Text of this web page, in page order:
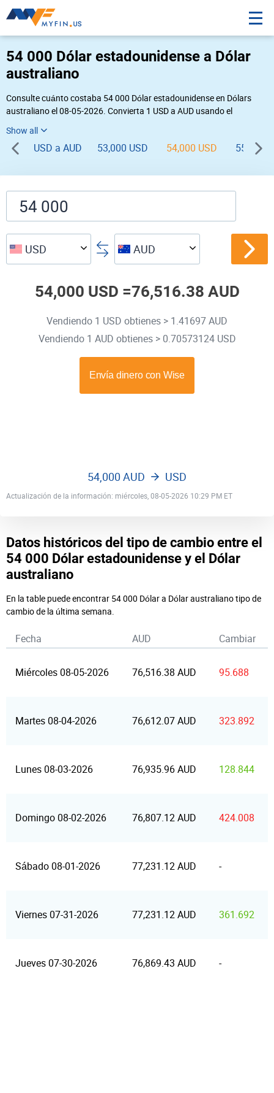
54 000 Dólar estadounidense a Dólar
australiano
Consulte cuánto costaba 54 000 Dólar estadounidense en Dólars
australiano el 08-05-2026. Convierta 1 USD a AUD usando el
inversa, vaya a «
USD a AUD 53,000 USD 54,000 USD 55,000
USD AUD
54,000 USD =76,516.38 AUD
Vendiendo 1 USD obtienes > 1.41697 AUD
Vendiendo 1 AUD obtienes > 0.70573124 USD
Actualización de la información: miércoles, 08-05-2026 10:29 PM ET
54,000 AUD USD
Datos históricos del tipo de cambio entre el
54 000 Dólar estadounidense y el Dólar
australiano
En la table puede encontrar 54 000 Dólar a Dólar australiano tipo de
cambio de la última semana.
Fecha AUD Cambiar
Miércoles 08-05-2026 76,516.38 AUD 95.688
Martes 08-04-2026 76,612.07 AUD 323.892
Lunes 08-03-2026 76,935.96 AUD 128.844
Domingo 08-02-2026 76,807.12 AUD 424.008
Sábado 08-01-2026 77,231.12 AUD -
Viernes 07-31-2026 77,231.12 AUD 361.692
Jueves 07-30-2026 76,869.43 AUD -